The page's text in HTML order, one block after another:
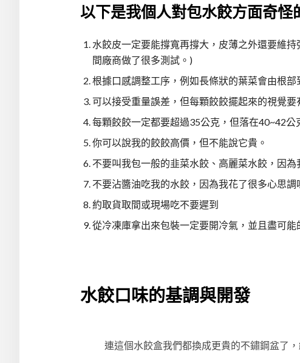
以下是我個人對包水餃方面奇怪
水餃皮一定要能撐寬再撐大，皮薄之外還要維
間廠商做了很多測試。)
根據口感調整工序，例如長條狀的葉菜會由根
可以接受重量誤差，但每顆餃餃擺起來的視覺要
每顆餃餃一定都要超過35公克，但落在40~42公
你可以說我的餃餃高價，但不能說它貴。
不要叫我包一般的韭菜水餃、高麗菜水餃，因為
不要沾醬油吃我的水餃，因為我花了很多心思
約取貨取間或現場吃不要遲到
從冷凍庫拿出來包裝一定要開冷氣，並且盡可能
水餃口味的基調與開發
連這個水餃盒我們都換成更貴的不鏽鋼盆了